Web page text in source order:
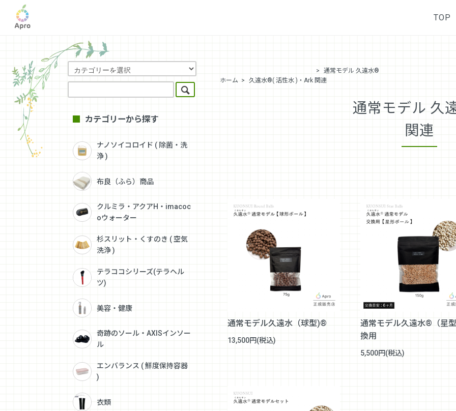
TOP
ホーム > 久遠水®( 活性水 )・Ark
>
通常モデル 久遠水®︎
関連
通常モデル 久
関連
通常モデル久遠水（球型)®
13,500円(税込)
通常モデル久遠水®（星
換用
5,500円(税込)
カテゴリーから探す
ナノソイコロイド ( 除菌・洗
浄 )
布良（ふら）商品
クルミラ・アクアH・imacoc
oウォーター
杉スリット・くすのき ( 空気
洗浄 )
テラココシリーズ(テラヘル
ツ)
美容・健康
奇跡のソール・AXISインソー
ル
エンバランス ( 鮮度保持容器
)
衣類